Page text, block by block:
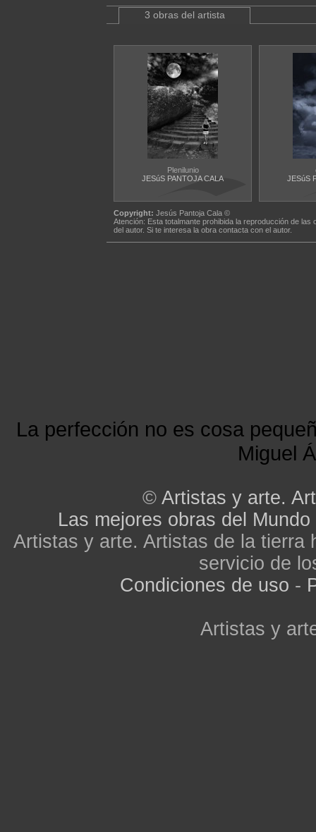
3 obras del artista
Plenilunio
JESúS PANTOJA CALA
JESúS
Copyright: Jesús Pantoja Cala ©
Atención: Esta totalmante prohibida la reproducción de
del autor. Si te interesa la obra contacta con el autor.
La perfección no es cosa
Miguel
© Artistas y arte.
Las mejores obras del Mundo
Artistas y arte. Artistas de la tierra
servicio de
Condiciones de uso -
Artistas y